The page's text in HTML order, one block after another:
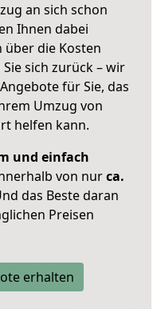
an sich schon
Ihnen dabei
über die Kosten
sich zurück – wir
für Sie, das
Umzug von
helfen kann.
und einfach
von nurca.
das Beste daran
Preisen
erhalten